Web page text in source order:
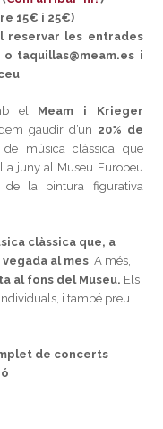
15€ i 25€)
reservar les entrades
o taquillas@meam.es i
elMeam i Krieger
gaudir d’un 20% de
música clàssica que
a juny al Museu Europeu
de la pintura figurativa
clàssica que, a
al mes. A més,
al fons del Museu. Els
i també preu
de concerts